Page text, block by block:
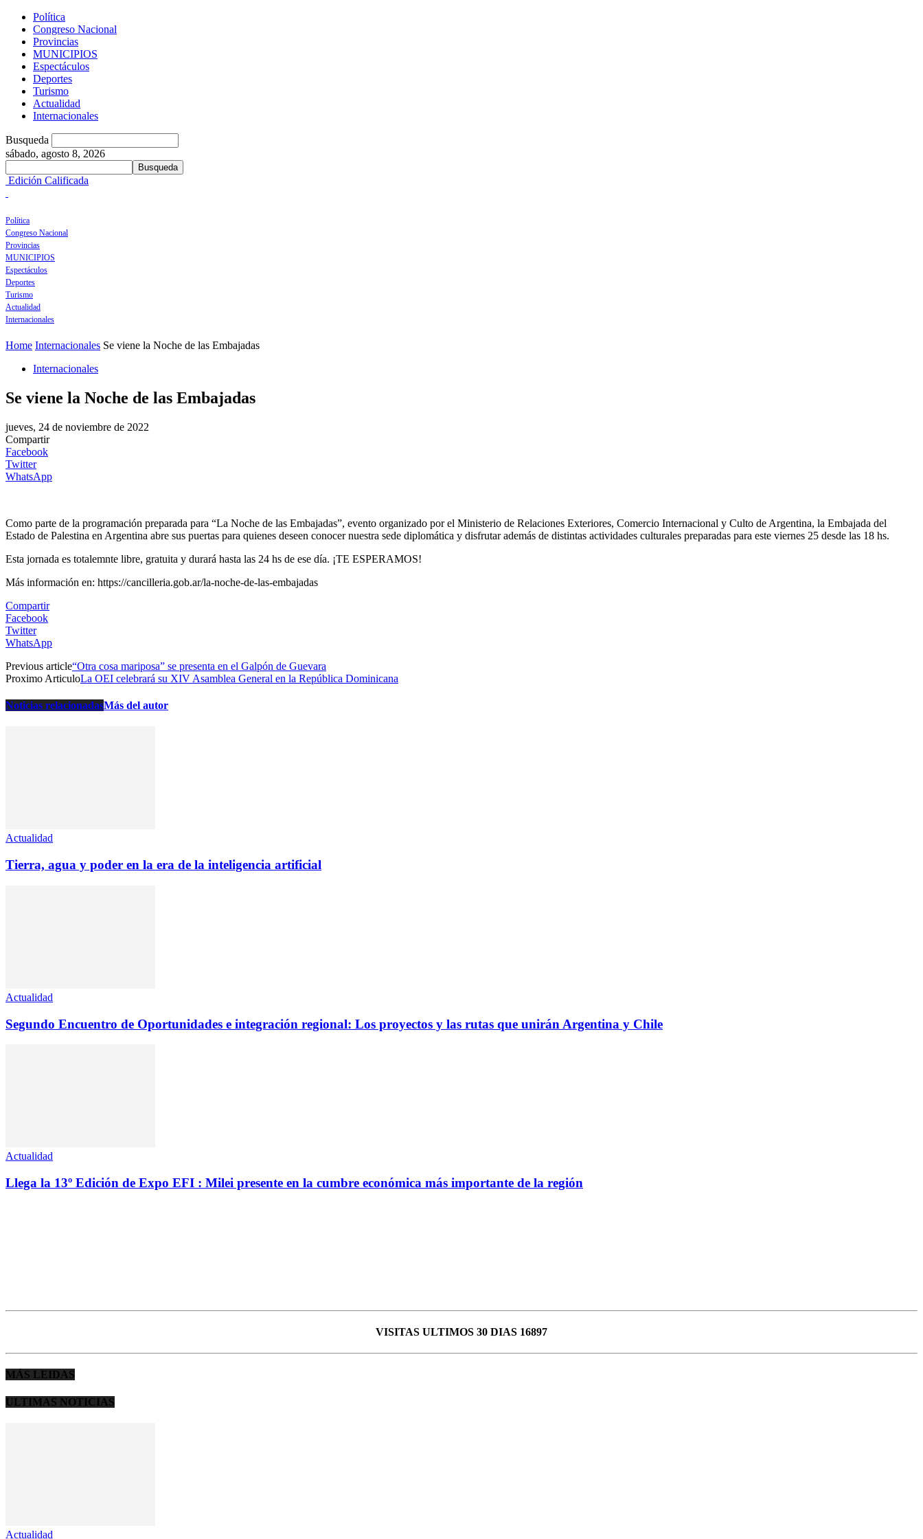
Política
Congreso Nacional
Provincias
MUNICIPIOS
Espectáculos
Deportes
Turismo
Actualidad
Internacionales
Busqueda
sábado, agosto 8, 2026
Edición Calificada
Política
Congreso Nacional
Provincias
MUNICIPIOS
Espectáculos
Deportes
Turismo
Actualidad
Internacionales
Home Internacionales Se viene la Noche de las Embajadas
Internacionales
Se viene la Noche de las Embajadas
jueves, 24 de noviembre de 2022
Compartir
Facebook
Twitter
WhatsApp
Como parte de la programación preparada para “La Noche de las Embajadas”, evento organizado por el Ministerio de Relaciones Exteriores, Comercio Internacional y Culto de Argentina, la Embajada del
Estado de Palestina en Argentina abre sus puertas para quienes deseen conocer nuestra sede diplomática y disfrutar además de distintas actividades culturales preparadas para este viernes 25 desde las 18 hs.
Esta jornada es totalemnte libre, gratuita y durará hasta las 24 hs de ese día. ¡TE ESPERAMOS!
Más información en: https://cancilleria.gob.ar/la-noche-de-las-embajadas
Compartir
Facebook
Twitter
WhatsApp
Previous article“Otra cosa mariposa” se presenta en el Galpón de Guevara
Proximo ArticuloLa OEI celebrará su XIV Asamblea General en la República Dominicana
Noticias relacionadasMás del autor
Actualidad
Tierra, agua y poder en la era de la inteligencia artificial
Actualidad
Segundo Encuentro de Oportunidades e integración regional: Los proyectos y las rutas que unirán Argentina y Chile
Actualidad
Llega la 13º Edición de Expo EFI : Milei presente en la cumbre económica más importante de la región
VISITAS ULTIMOS 30 DIAS 16897
MÁS LEIDAS
ULTIMAS NOTICIAS
Actualidad